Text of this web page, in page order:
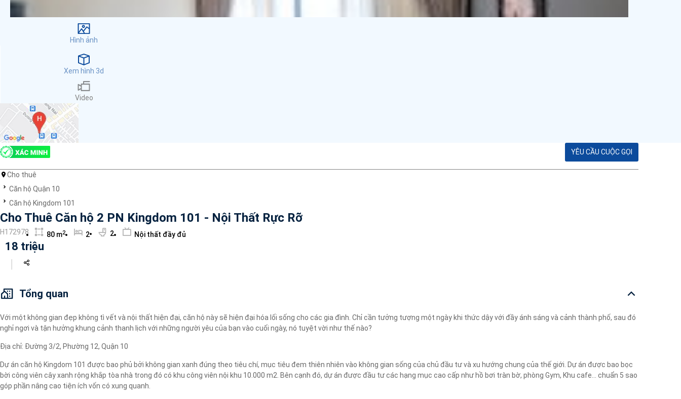
Máy phát hiện khói
Dụng cụ sơ cấp cứu
Hệ thống sưởi ấm nhà
Máy rửa chén
Máy giặt
Internet
Nhu thiết bị
Cho nuôi thú cưng
Nhà bếp
Hồ bơi
Bình chữa cháy
Máy lạnh
Lò vi sóng
Máy lọc nước
Hình ảnh
Xem hình 3d
Video
YÊU CẦU CUỘC GỌI
Cho thuê
Căn hộ Quận 10
Căn hộ Kingdom 101
Cho Thuê Căn hộ 2 PN Kingdom 101 - Nội Thất Rực Rỡ
H172978 80 m2 2 2 Nội thất đầy đủ
18 triệu
Tổng quan
Với một không gian đẹp không tì vết và nội thất hiện đại, căn hộ này sẽ hiện đại hóa lối sống cho các gia đình. Chỉ cần tưởng tượng một ngày khi thức dậy với đầy ánh sáng và cảnh thành phố, sau đó
nghỉ ngơi và tận hưởng khung cảnh thanh lịch với những người yêu của bạn vào cuối ngày, nó tuyệt vời như thế nào?
Địa chỉ: Đường 3/2, Phường 12, Quận 10
Dự án căn hộ Kingdom 101 được bao phủ bởi không gian xanh đúng theo tiêu chí, mục tiêu đem thiên nhiên vào không gian sống của chủ đầu tư và xu hướng chung của thế giới. Dự án được bao bọc
bời công viên cây xanh rộng khắp tòa nhà trong đó có khu công viên nội khu 10.000 m2. Bên cạnh đó, dự án được đầu tư các hạng mục cao cấp như hồ bơi tràn bờ, phòng Gym, Khu cafe… chuẩn 5 sao
góp phần nâng cao tiện ích vốn có xung quanh.